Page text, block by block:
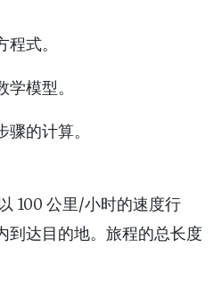
式。
模型。
的计算。
100 公里/小时的速度行
到达目的地。旅程的总长度